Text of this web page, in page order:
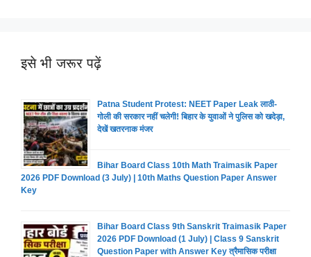
इसे भी जरूर पढ़ें
Patna Student Protest: NEET Paper Leak लाठी-
गोली की सरकार नहीं चलेगी! बिहार के युवाओं ने पुलिस को खदेड़ा,
देखें खतरनाक मंजर
Bihar Board Class 10th Math Traimasik Paper
2026 PDF Download (3 July) | 10th Maths Question Paper Answer
Key
Bihar Board Class 9th Sanskrit Traimasik Paper
2026 PDF Download (1 July) | Class 9 Sanskrit
Question Paper with Answer Key त्रैमासिक परीक्षा